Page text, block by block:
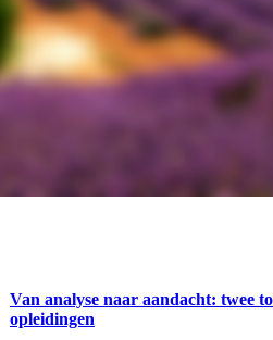
Van analyse naar aandacht: twee
opleidingen